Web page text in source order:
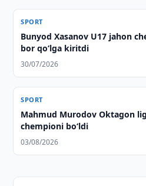
SPORT
Bunyod Xasanov U17 jahon
bor qo‘lga kiritdi
30/07/2026
SPORT
Mahmud Murodov Oktagon
chempioni bo‘ldi
03/08/2026